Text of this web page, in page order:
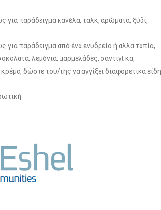
παράδειγμα κανέλα, ταλκ, αρώματα, ξύδι,
για παράδειγμα από ένα ενυδρείο ή άλλα τοπία,
λεμόνια, μαρμελάδες, σαντιγί κα,
δώστε του/της να αγγίξει διαφορετικά είδη